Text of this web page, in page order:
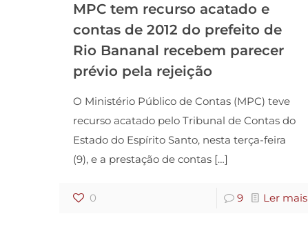
MPC tem recurso acatado e
contas de 2012 do prefeito de
Rio Bananal recebem parecer
prévio pela rejeição
O Ministério Público de Contas (MPC) teve
recurso acatado pelo Tribunal de Contas do
Estado do Espírito Santo, nesta terça-feira
(9), e a prestação de contas[…]
0 9 Ler mais